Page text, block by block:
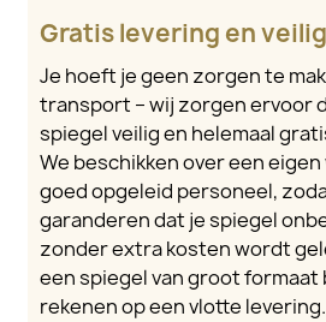
Gratis levering en
Je hoeft je geen zorgen te
transport – wij zorgen ervoor
spiegel veilig en helemaal
We beschikken over een
goed opgeleid personeel,
garanderen dat je spiegel
zonder extra kosten wordt
een spiegel van groot formaat
rekenen op een vlotte levering.